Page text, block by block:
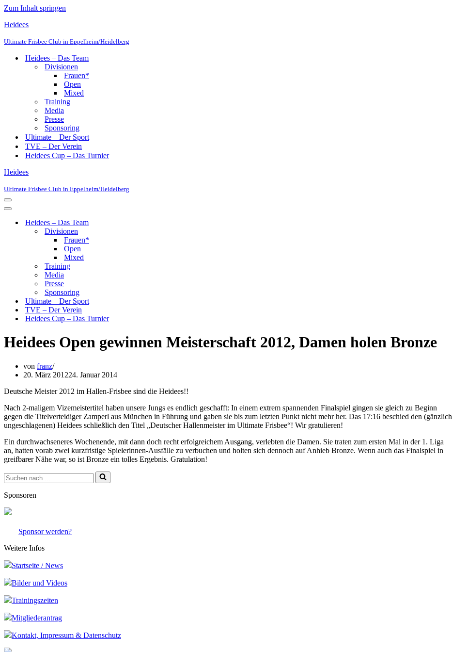
Zum Inhalt springen
Heidees
Ultimate Frisbee Club in Eppelheim/Heidelberg
Heidees – Das Team
Divisionen
Frauen*
Open
Mixed
Training
Media
Presse
Sponsoring
Ultimate – Der Sport
TVE – Der Verein
Heidees Cup – Das Turnier
Heidees
Ultimate Frisbee Club in Eppelheim/Heidelberg
Navigationsmenü
Navigationsmenü
Heidees – Das Team
Divisionen
Frauen*
Open
Mixed
Training
Media
Presse
Sponsoring
Ultimate – Der Sport
TVE – Der Verein
Heidees Cup – Das Turnier
Heidees Open gewinnen Meisterschaft 2012, Damen holen Bronze
von franz
20. März 201224. Januar 2014
Deutsche Meister 2012 im Hallen-Frisbee sind die Heidees!!
Nach 2-maligem Vizemeistertitel haben unsere Jungs es endlich geschafft: In einem extrem spannenden Finalspiel gingen sie gleich zu Beginn
gegen die Titelverteidiger Zamperl aus München in Führung und gaben sie bis zum letzten Punkt nicht mehr her. Das 17:16 beschied den (gänzlich
ungeschlagenen) Heidees schließlich den Titel „Deutscher Hallenmeister im Ultimate Frisbee“! Wir gratulieren!
Ein durchwachseneres Wochenende, mit dann doch recht erfolgreichem Ausgang, verlebten die Damen. Sie traten zum ersten Mal in der 1. Liga
an, hatten vorab zwei kurzfristige Spielerinnen-Ausfälle zu verbuchen und holten sich dennoch auf Anhieb Bronze. Wenn auch das Finalspiel in
greifbarer Nähe war, so ist Bronze ein tolles Ergebnis. Gratulation!
Suchen
nach …
Sponsoren
Sponsor werden?
Weitere Infos
Startseite / News
Bilder und Videos
Trainingszeiten
Mitgliederantrag
Kontakt, Impressum & Datenschutz